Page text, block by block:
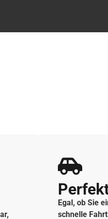
Egal, ob Sie
schnelle